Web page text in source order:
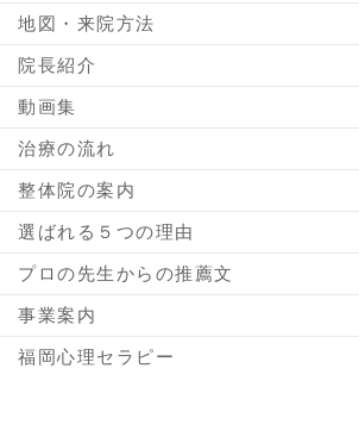
地図・来院方法
院長紹介
動画集
治療の流れ
整体院の案内
選ばれる５つの理由
プロの先生からの推薦文
事業案内
福岡心理セラピー